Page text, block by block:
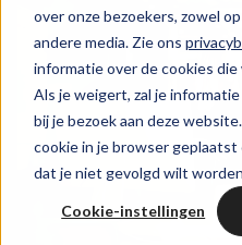
over onze bezoekers, zowel
andere media. Zie ons
informatie over de cookies
Als je weigert, zal je
bij je bezoek aan deze
cookie in je browser
dat je niet gevolgd wilt
Cookie-instellingen
HubSpot implementatie
HubSpot automations
HubSpot integraties
HubSpot trainingen
Branches
Bright
WELKOM BIJ BRIGHT
Inspiratie
LAAT JE INSPIREREN
HubSpot
Could not loads